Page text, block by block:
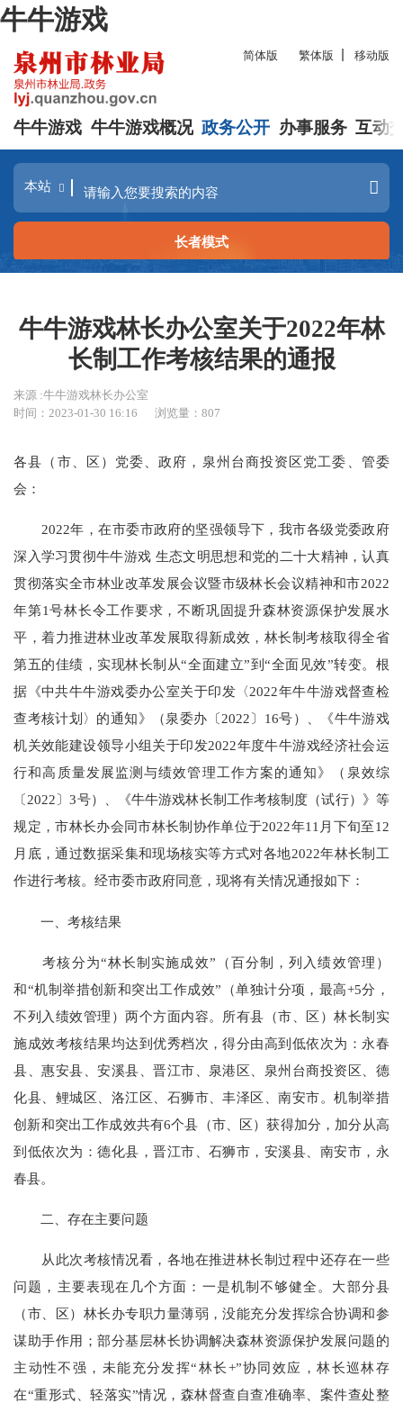
牛牛游戏
简体版 繁体版 移动版
牛牛游戏 牛牛游戏概况 政务公开 办事服务 互动
长者模式
牛牛游戏林长办公室关于2022年林
长制工作考核结果的通报
来源 :牛牛游戏林长办公室
时间：2023-01-30 16:16
浏览量：807
各县（市、区）党委、政府，泉州台商投资区党工委、管委
会：
2022年，在市委市政府的坚强领导下，我市各级党委政府
深入学习贯彻牛牛游戏 生态文明思想和党的二十大精神，认真
贯彻落实全市林业改革发展会议暨市级林长会议精神和市2022
年第1号林长令工作要求，不断巩固提升森林资源保护发展水
平，着力推进林业改革发展取得新成效，林长制考核取得全省
第五的佳绩，实现林长制从“全面建立”到“全面见效”转变。根
据《中共牛牛游戏委办公室关于印发〈2022年牛牛游戏督查检
查考核计划〉的通知》（泉委办〔2022〕16号）、《牛牛游戏
机关效能建设领导小组关于印发2022年度牛牛游戏经济社会运
行和高质量发展监测与绩效管理工作方案的通知》（泉效综
〔2022〕3号）、《牛牛游戏林长制工作考核制度（试行）》等
规定，市林长办会同市林长制协作单位于2022年11月下旬至12
月底，通过数据采集和现场核实等方式对各地2022年林长制工
作进行考核。经市委市政府同意，现将有关情况通报如下：
一、考核结果
考核分为“林长制实施成效”（百分制，列入绩效管理）
和“机制举措创新和突出工作成效”（单独计分项，最高+5分，
不列入绩效管理）两个方面内容。所有县（市、区）林长制实
施成效考核结果均达到优秀档次，得分由高到低依次为：永春
县、惠安县、安溪县、晋江市、泉港区、泉州台商投资区、德
化县、鲤城区、洛江区、石狮市、丰泽区、南安市。机制举措
创新和突出工作成效共有6个县（市、区）获得加分，加分从高
到低依次为：德化县，晋江市、石狮市，安溪县、南安市，永
春县。
二、存在主要问题
从此次考核情况看，各地在推进林长制过程中还存在一些
问题，主要表现在几个方面：一是机制不够健全。大部分县
（市、区）林长办专职力量薄弱，没能充分发挥综合协调和参
谋助手作用；部分基层林长协调解决森林资源保护发展问题的
主动性不强，未能充分发挥“林长+”协同效应，林长巡林存
在“重形式、轻落实”情况，森林督查自查准确率、案件查处整